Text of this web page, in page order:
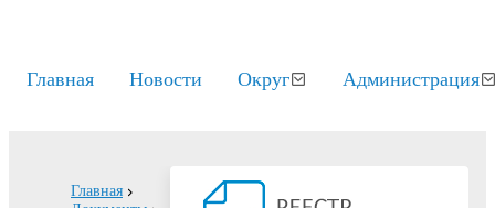
Главная Новости Округ Администрация
Главная